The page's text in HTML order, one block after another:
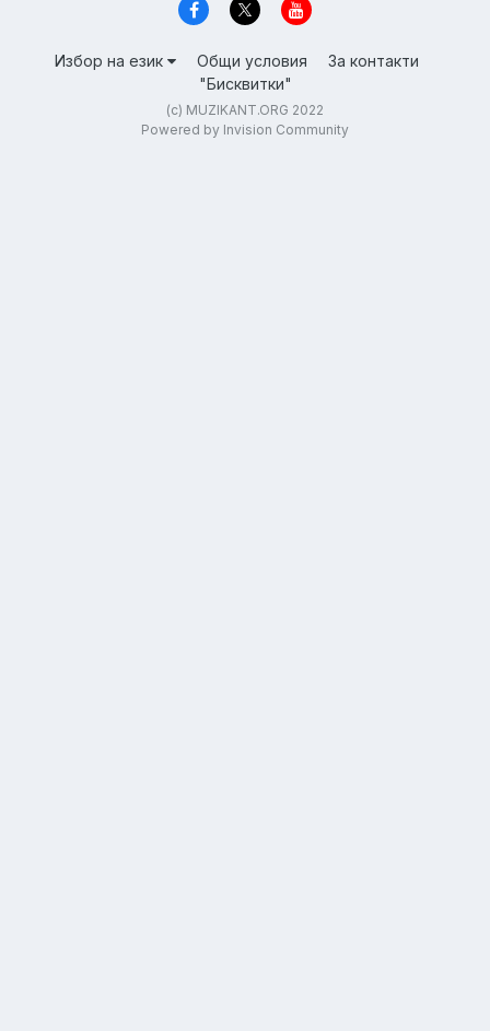
Избор на език Общи условия
За контакти
"Бисквитки"
(c) MUZIKANT.ORG 2022
Powered by Invision Community